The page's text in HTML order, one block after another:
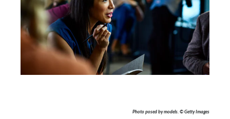
Photo posed by models. © Getty Images